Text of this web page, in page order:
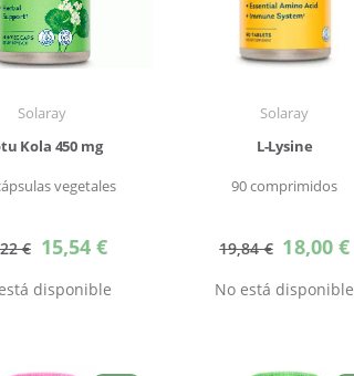
Solaray
Kola 450 mg
vegetales
€ Precio
especial
15,54 €
disponible
Solaray
L-Lysine
90 comprimidos
19,84 € Precio
especial
18,00 €
No está disponible